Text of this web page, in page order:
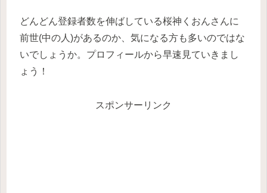
どんどん登録者数を伸ばしている桜神くおんさんに
前世(中の人)があるのか、気になる方も多いのではな
いでしょうか。プロフィールから早速見ていきまし
ょう！
スポンサーリンク